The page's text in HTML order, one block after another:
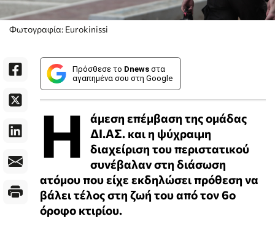
Φωτογραφία: Eurokinissi
Πρόσθεσε το Dnews στα
αγαπημένα σου στη Google
Η
άμεση επέμβαση της ομάδας
ΔΙ.ΑΣ. και η ψύχραιμη
διαχείριση του περιστατικού
συνέβαλαν στη διάσωση
ατόμου που είχε εκδηλώσει πρόθεση να
βάλει τέλος στη ζωή του από τον 6ο
όροφο κτιρίου.